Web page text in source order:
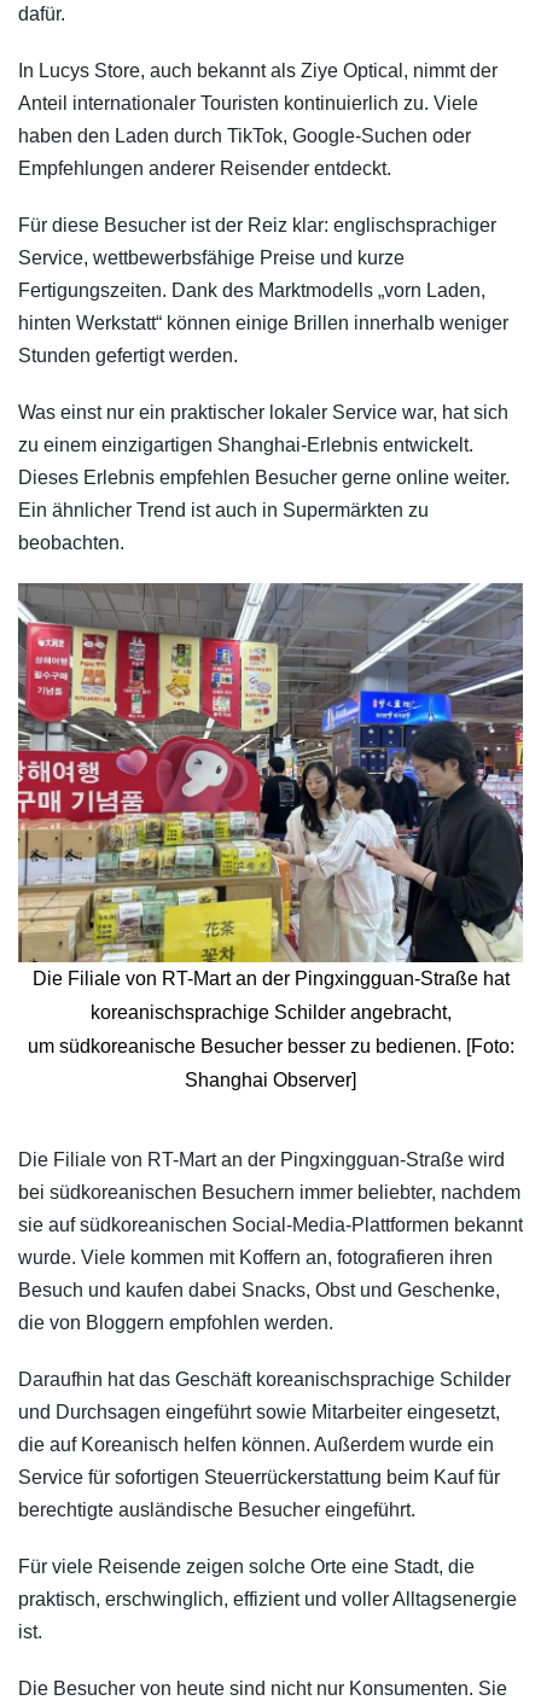
dafür.
In Lucys Store, auch bekannt als Ziye Optical, nimmt der
Anteil internationaler Touristen kontinuierlich zu. Viele
haben den Laden durch TikTok, Google-Suchen oder
Empfehlungen anderer Reisender entdeckt.
Für diese Besucher ist der Reiz klar: englischsprachiger
Service, wettbewerbsfähige Preise und kurze
Fertigungszeiten. Dank des Marktmodells „vorn Laden,
hinten Werkstatt“ können einige Brillen innerhalb weniger
Stunden gefertigt werden.
Was einst nur ein praktischer lokaler Service war, hat sich
zu einem einzigartigen Shanghai-Erlebnis entwickelt.
Dieses Erlebnis empfehlen Besucher gerne online weiter.
Ein ähnlicher Trend ist auch in Supermärkten zu
beobachten.
Die Filiale von RT-Mart an der Pingxingguan-Straße hat
koreanischsprachige Schilder angebracht,
um südkoreanische Besucher besser zu bedienen. [Foto:
Shanghai Observer]
​Die Filiale von RT-Mart an der Pingxingguan-Straße wird
bei südkoreanischen Besuchern immer beliebter, nachdem
sie auf südkoreanischen Social-Media-Plattformen bekannt
wurde. Viele kommen mit Koffern an, fotografieren ihren
Besuch und kaufen dabei Snacks, Obst und Geschenke,
die von Bloggern empfohlen werden.
Daraufhin hat das Geschäft koreanischsprachige Schilder
und Durchsagen eingeführt sowie Mitarbeiter eingesetzt,
die auf Koreanisch helfen können. Außerdem wurde ein
Service für sofortigen Steuerrückerstattung beim Kauf für
berechtigte ausländische Besucher eingeführt.
Für viele Reisende zeigen solche Orte eine Stadt, die
praktisch, erschwinglich, effizient und voller Alltagsenergie
ist.
Die Besucher von heute sind nicht nur Konsumenten. Sie